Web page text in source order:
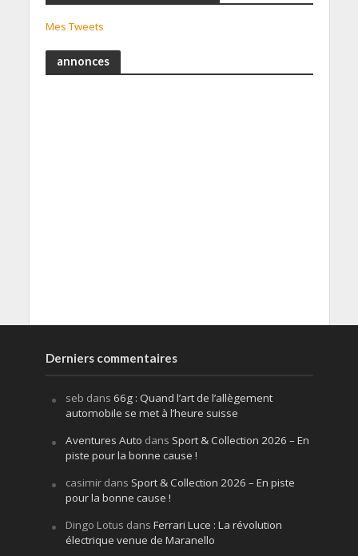
Mes Tweets
annonces
Derniers commentaires
seb dans 66g : Quand l’art de l’allègement
automobile se met à l’heure suisse
Aventures Auto dans Sport & Collection 2026 – En
piste pour la bonne cause !
casimirdans Sport & Collection 2026 – En piste
pour la bonne cause !
Dingo Lotus dans Ferrari Luce : La révolution
électrique venue de Maranello